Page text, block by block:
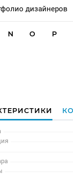
дизайнеров
N O P